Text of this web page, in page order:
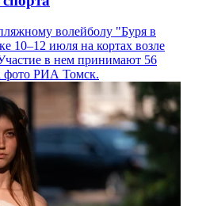
волейболу "Буря в
10–12 июля на кортах возле
в нем принимают 56
фото РИА Томск.